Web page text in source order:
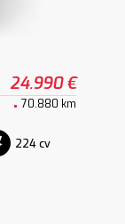
24.990 €
70.880 km
224 cv